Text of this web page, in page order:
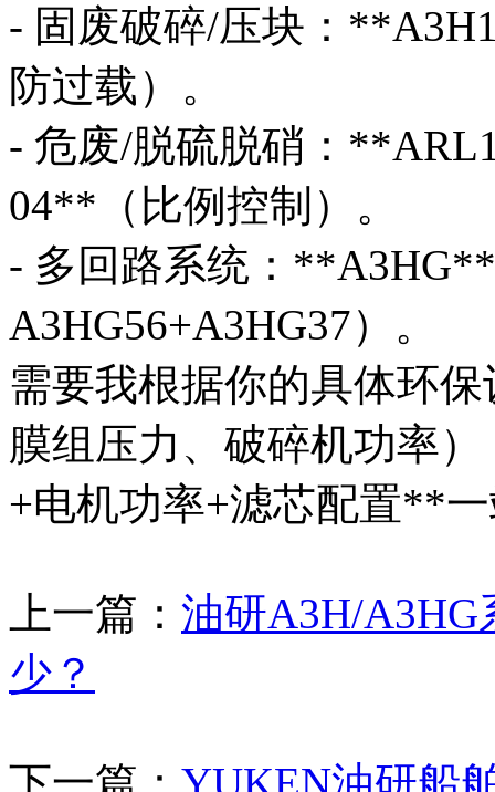
- 固废破碎/压块：
防过载）。
- 危废/脱硫脱硝：
04**（比例控制）。
- 多回路系统：
A3HG56+A3HG37）。
需要我根据你的具体环
膜组压力、破碎机功率
+电机功率+滤芯配置**
上一篇： 油研A3H/
少？
下一篇： YUKEN油研船